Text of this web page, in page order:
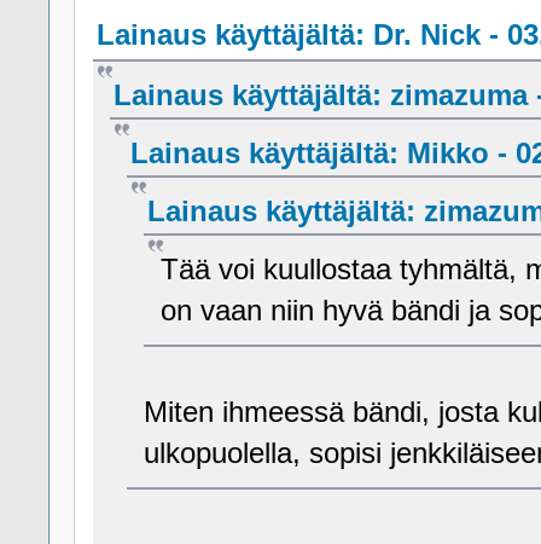
Lainaus käyttäjältä: Dr. Nick -
Lainaus käyttäjältä: zimazuma
Lainaus käyttäjältä: Mikko -
Lainaus käyttäjältä:
Tää voi kuullostaa tyhmältä,
on vaan niin hyvä bändi ja
Miten ihmeessä bändi, josta
ulkopuolella, sopisi